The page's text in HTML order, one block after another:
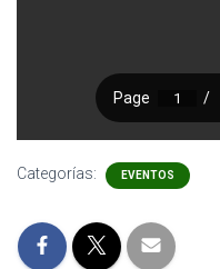
Categorías: EVENTOS